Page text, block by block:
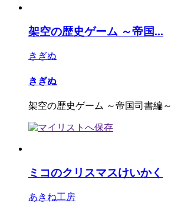
架空の歴史ゲーム ～帝国...
きぎぬ
きぎぬ
架空の歴史ゲーム ～帝国司書編～
ミコのクリスマスけいかく
あきね工房